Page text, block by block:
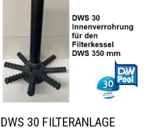
DWS 30 FILTERANLAGE